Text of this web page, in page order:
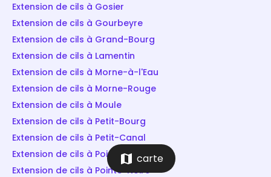
Extension de cils à Gosier
Extension de cils à Gourbeyre
Extension de cils à Grand-Bourg
Extension de cils à Lamentin
Extension de cils à Morne-à-l'Eau
Extension de cils à Morne-Rouge
Extension de cils à Moule
Extension de cils à Petit-Bourg
Extension de cils à Petit-Canal
Extension de cils à Pointe-à-Pitre
Extension de cils à Pointe-Noire
map carte